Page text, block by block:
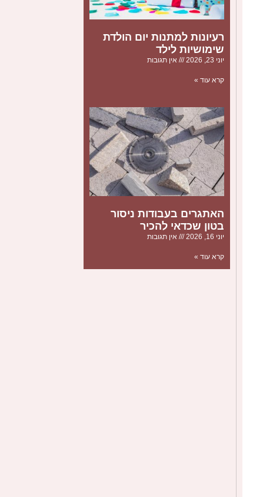
רעיונות למתנות יום הולדת
שימושיות לילד
יוני 23, 2026 אין תגובות
קרא עוד »
האתגרים בעבודות ניסור
בטון שכדאי להכיר
יוני 16, 2026 אין תגובות
קרא עוד »